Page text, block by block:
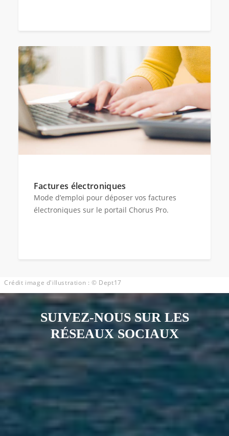
Factures électroniques
Mode d’emploi pour déposer vos factures
électroniques sur le portail Chorus Pro.
Crédit image d'illustration : © Dept17
SUIVEZ-NOUS SUR LES
RÉSEAUX SOCIAUX
Notre page Instagram
Notre page Facebook
Notre page X
Notre page Youtube